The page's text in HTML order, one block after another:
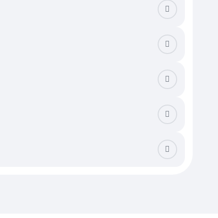
в ипотеку, срок увеличивается до трех недель, так как
проходит быстрее, чем с готовым жильем, так как нет